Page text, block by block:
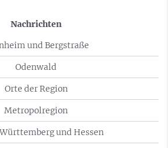
Nachrichten
und Bergstraße
Odenwald
Orte der Region
Metropolregion
und Hessen